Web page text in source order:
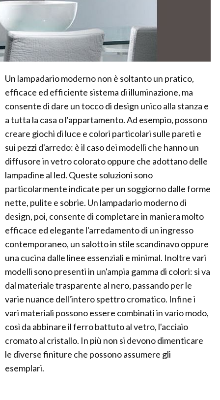
Un lampadario moderno non è soltanto un pratico,
efficace ed efficiente sistema di illuminazione, ma
consente di dare un tocco di design unico alla stanza e
a tutta la casa o l'appartamento. Ad esempio, possono
creare giochi di luce e colori particolari sulle pareti e
sui pezzi d'arredo: è il caso dei modelli che hanno un
diffusore in vetro colorato oppure che adottano delle
lampadine al led. Queste soluzioni sono
particolarmente indicate per un soggiorno dalle forme
nette, pulite e sobrie. Un lampadario moderno di
design, poi, consente di completare in maniera molto
efficace ed elegante l'arredamento di un ingresso
contemporaneo, un salotto in stile scandinavo oppure
una cucina dalle linee essenziali e minimal. Inoltre vari
modelli sono presenti in un'ampia gamma di colori: si va
dal materiale trasparente al nero, passando per le
varie nuance dell'intero spettro cromatico. Infine i
vari materiali possono essere combinati in vario modo,
così da abbinare il ferro battuto al vetro, l'acciaio
cromato al cristallo. In più non si devono dimenticare
le diverse finiture che possono assumere gli
esemplari.